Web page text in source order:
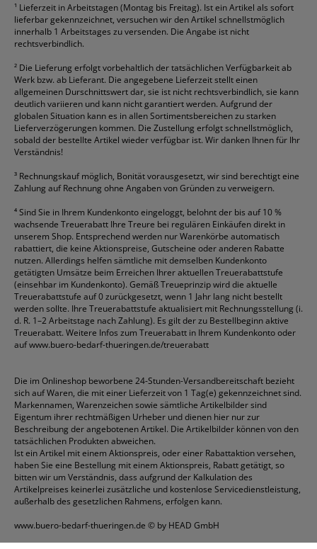
¹ Lieferzeit in Arbeitstagen (Montag bis Freitag). Ist ein Artikel als sofort
lieferbar gekennzeichnet, versuchen wir den Artikel schnellstmöglich
innerhalb 1 Arbeitstages zu versenden. Die Angabe ist nicht
rechtsverbindlich.
² Die Lieferung erfolgt vorbehaltlich der tatsächlichen Verfügbarkeit ab
Werk bzw. ab Lieferant. Die angegebene Lieferzeit stellt einen
allgemeinen Durschnittswert dar, sie ist nicht rechtsverbindlich, sie kann
deutlich variieren und kann nicht garantiert werden. Aufgrund der
globalen Situation kann es in allen Sortimentsbereichen zu starken
Lieferverzögerungen kommen. Die Zustellung erfolgt schnellstmöglich,
sobald der bestellte Artikel wieder verfügbar ist. Wir danken Ihnen für Ihr
Verständnis!
³ Rechnungskauf möglich, Bonität vorausgesetzt, wir sind berechtigt eine
Zahlung auf Rechnung ohne Angaben von Gründen zu verweigern.
⁴Sind Sie in Ihrem Kundenkonto eingeloggt, belohnt der bis auf 10 %
wachsende Treuerabatt Ihre Treure bei regulären Einkäufen direkt in
unserem Shop. Entsprechend werden nur Warenkörbe automatisch
rabattiert, die keine Aktionspreise, Gutscheine oder anderen Rabatte
nutzen. Allerdings helfen sämtliche mit demselben Kundenkonto
getätigten Umsätze beim Erreichen Ihrer aktuellen Treuerabattstufe
(einsehbar im Kundenkonto). Gemäß Treueprinzip wird die aktuelle
Treuerabattstufe auf 0 zurückgesetzt, wenn 1 Jahr lang nicht bestellt
werden sollte. Ihre Treuerabattstufe aktualisiert mit Rechnungsstellung (i.
d. R. 1–2 Arbeitstage nach Zahlung). Es gilt der zu Bestellbeginn aktive
Treuerabatt. Weitere Infos zum Treuerabatt in Ihrem Kundenkonto oder
aufwww.buero-bedarf-thueringen.de/treuerabatt
Die im Onlineshop beworbene 24-Stunden-Versandbereitschaft bezieht
sich auf Waren, die mit einer Lieferzeit von 1 Tag(e) gekennzeichnet sind.
Markennamen, Warenzeichen sowie sämtliche Artikelbilder sind
Eigentum ihrer rechtmäßigen Urheber und dienen hier nur zur
Beschreibung der angebotenen Artikel. Die Artikelbilder können von den
tatsächlichen Produkten abweichen.
Ist ein Artikel mit einem Aktionspreis, oder einer Rabattaktion versehen,
haben Sie eine Bestellung mit einem Aktionspreis, Rabatt getätigt, so
bitten wir um Verständnis, dass aufgrund der Kalkulation des
Artikelpreises keinerlei zusätzliche und kostenlose Servicedienstleistung,
außerhalb des gesetzlichen Rahmens, erfolgen kann.
www.buero-bedarf-thueringen.de © by HEAD GmbH